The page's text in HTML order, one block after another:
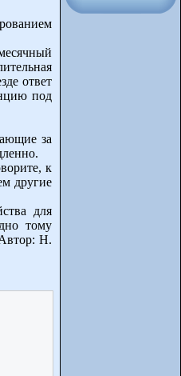
ответ
под
за
к
другие
для
тому
Н.